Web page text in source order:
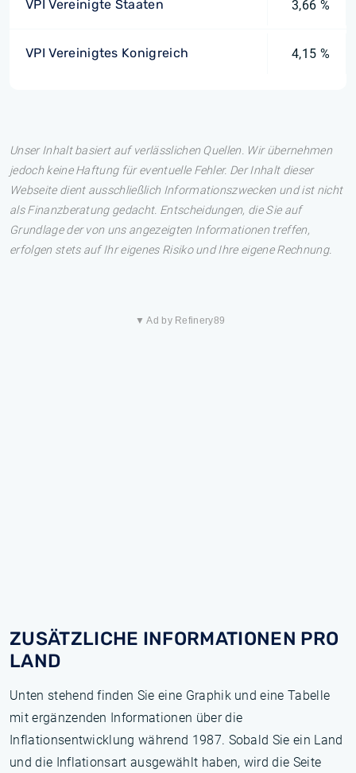
VPI Vereinigte Staaten 3,66 %
VPI Vereinigtes Konigreich 4,15 %
Unser Inhalt basiert auf verlässlichen Quellen. Wir übernehmen
jedoch keine Haftung für eventuelle Fehler. Der Inhalt dieser
Webseite dient ausschließlich Informationszwecken und ist nicht
als Finanzberatung gedacht. Entscheidungen, die Sie auf
Grundlage der von uns angezeigten Informationen treffen,
erfolgen stets auf Ihr eigenes Risiko und Ihre eigene Rechnung.
▼ Ad by Refinery89
ZUSÄTZLICHE INFORMATIONEN PRO
LAND
Unten stehend finden Sie eine Graphik und eine Tabelle
mit ergänzenden Informationen über die
Inflationsentwicklung während 1987. Sobald Sie ein Land
und die Inflationsart ausgewählt haben, wird die Seite